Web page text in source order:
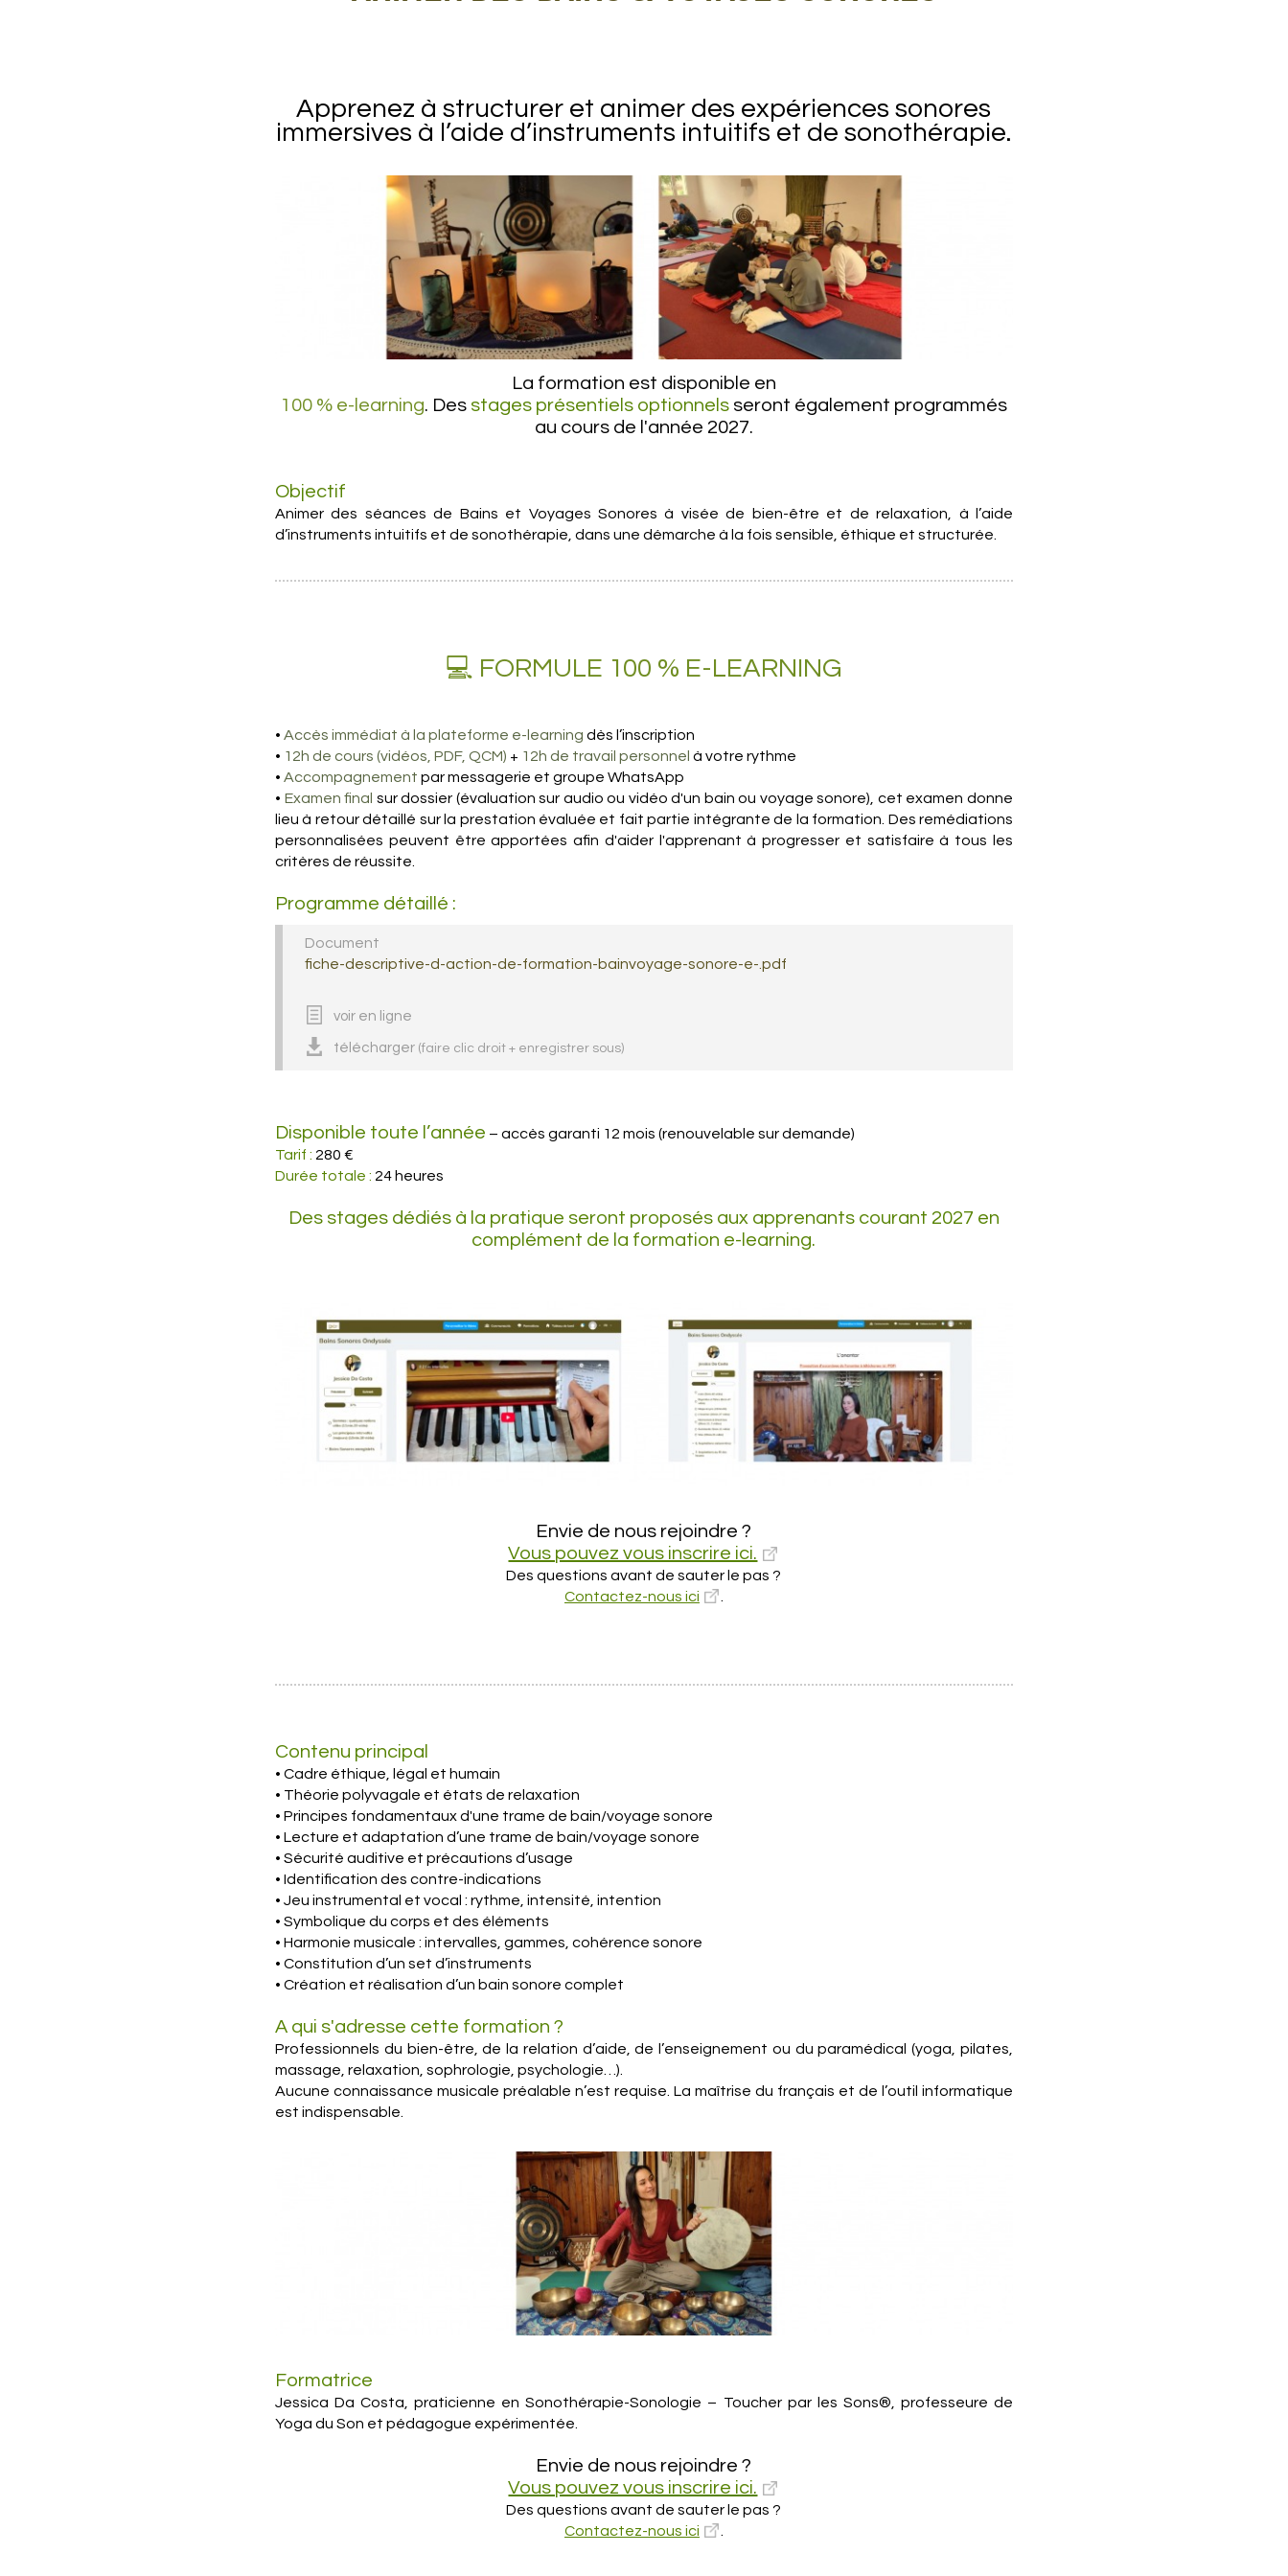
Apprenez à structurer et animer des expériences sonores
immersives à l’aide d’instruments intuitifs et de sonothérapie.
La formation est disponible en
100 % e-learning. Des stages présentiels optionnels seront également programmés
au cours de l'année 2027.
Objectif
Animer des séances de Bains et Voyages Sonores à visée de bien-être et de relaxation, à l’aide
d’instruments intuitifs et de sonothérapie, dans une démarche à la fois sensible, éthique et structurée.
💻 FORMULE 100 % E-LEARNING
• Accès immédiat à la plateforme e-learning dès l’inscription
• 12h de cours (vidéos, PDF, QCM) + 12h de travail personnel à votre rythme
• Accompagnement par messagerie et groupe WhatsApp
• Examen final sur dossier (évaluation sur audio ou vidéo d'un bain ou voyage sonore), cet examen donne
lieu à retour détaillé sur la prestation évaluée et fait partie intégrante de la formation. Des remédiations
personnalisées peuvent être apportées afin d'aider l'apprenant à progresser et satisfaire à tous les
critères de réussite.
Programme détaillé :
Document
fiche-descriptive-d-action-de-formation-bainvoyage-sonore-e-.pdf
voir en ligne
télécharger (faire clic droit + enregistrer sous)
Disponible toute l’année – accès garanti 12 mois (renouvelable sur demande)
Tarif : 280 €
Durée totale : 24 heures
Des stages dédiés à la pratique seront proposés aux apprenants courant 2027 en
complément de la formation e-learning.
Envie de nous rejoindre ?
Vous pouvez vous inscrire ici.
Des questions avant de sauter le pas ?
Contactez-nous ici
Contenu principal
• Cadre éthique, légal et humain
• Théorie polyvagale et états de relaxation
• Principes fondamentaux d'une trame de bain/voyage sonore
• Lecture et adaptation d’une trame de bain/voyage sonore
• Sécurité auditive et précautions d’usage
• Identification des contre-indications
• Jeu instrumental et vocal : rythme, intensité, intention
• Symbolique du corps et des éléments
• Harmonie musicale : intervalles, gammes, cohérence sonore
• Constitution d’un set d’instruments
• Création et réalisation d’un bain sonore complet
A qui s'adresse cette formation ?
Professionnels du bien-être, de la relation d’aide, de l’enseignement ou du paramédical (yoga, pilates,
massage, relaxation, sophrologie, psychologie…).
Aucune connaissance musicale préalable n’est requise. La maîtrise du français et de l’outil informatique
est indispensable.
Formatrice
Jessica Da Costa, praticienne en Sonothérapie-Sonologie – Toucher par les Sons®, professeure de
Yoga du Son et pédagogue expérimentée.
Envie de nous rejoindre ?
Vous pouvez vous inscrire ici.
Des questions avant de sauter le pas ?
Contactez-nous ici
.